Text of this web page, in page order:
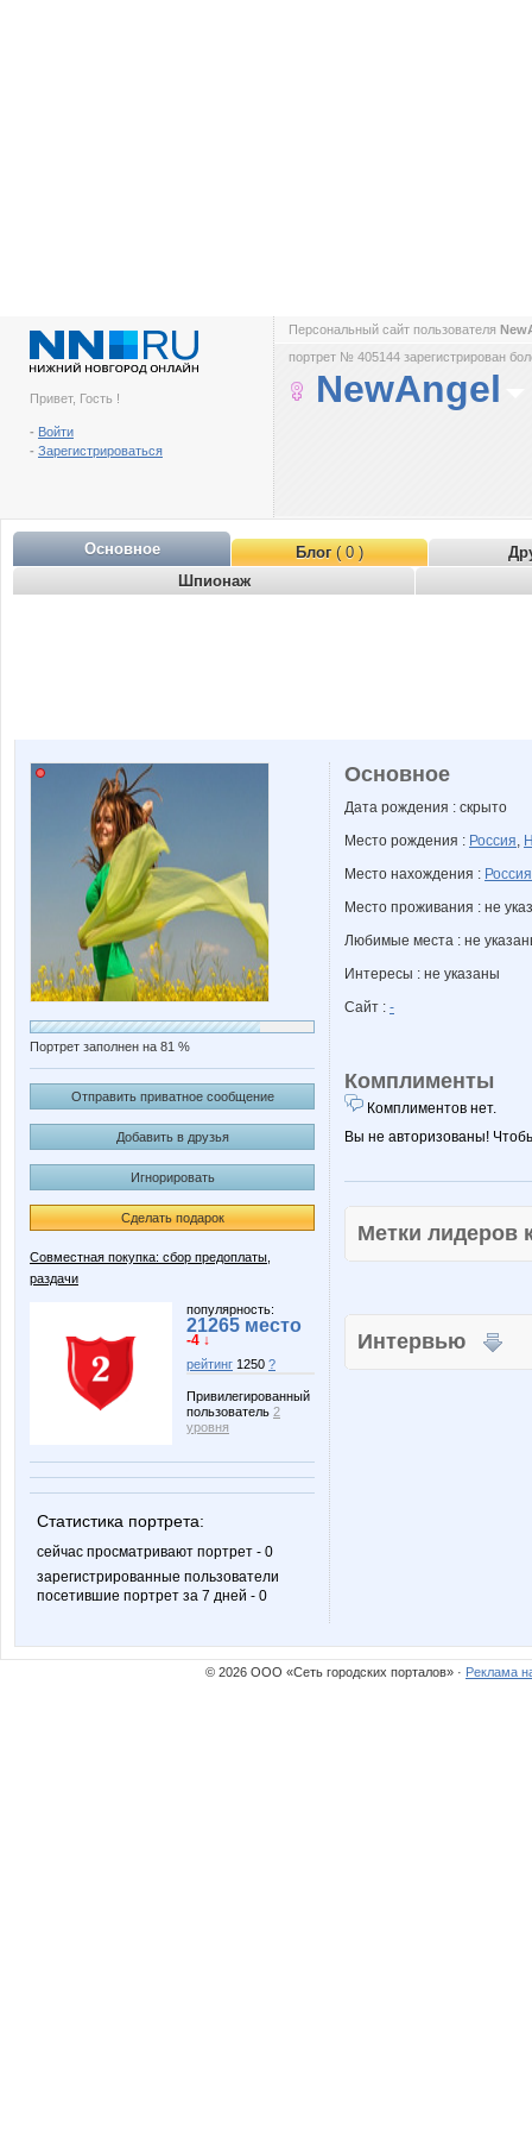
Привет, Гость !
- Войти
- Зарегистрироваться
Персональный сайт пользователя
портрет № 405144 зарегистрирован
NewAngel
Основное Блог( 0 )
Шпионаж
Портрет заполнен на 81 %
Отправить приватное сообщение
Добавить в друзья
Игнорировать
Сделать подарок
Совместная покупка: сбор предоплаты,
раздачи
популярность:
21265 место
-4 ↓
рейтинг 1250 ?
Привилегированный
пользователь 2
уровня
Статистика портрета:
сейчас просматривают портрет - 0
зарегистрированные пользователи
посетившие портрет за 7 дней - 0
Основное
Дата рождения : скрыто
Место рождения : Россия,
Место нахождения : Россия
Место проживания : не
Любимые места : не
Интересы : не указаны
Сайт : -
Комплименты
Комплиментов нет.
Вы не авторизованы!
Метки
Интервью
© 2026 ООО «Сеть городских порталов» · Реклама